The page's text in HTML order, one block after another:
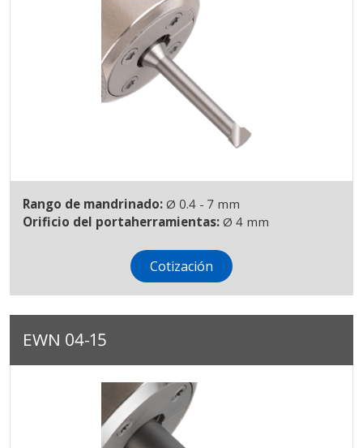
Rango de mandrinado: Ø 0.4 - 7 mm
Orificio del portaherramientas: Ø 4 mm
Cotización
EWN 04-15